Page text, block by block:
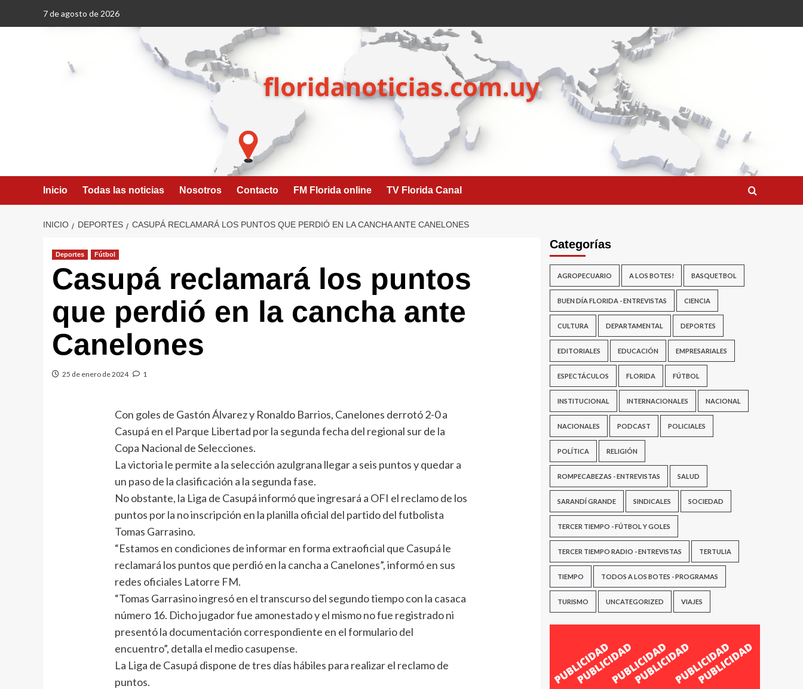
7 de agosto de 2026
Inicio Todas las noticias Nosotros Contacto FM Florida online TV Florida Canal
INICIO DEPORTES CASUPÁ RECLAMARÁ LOS PUNTOS QUE PERDIÓ EN LA CANCHA ANTE CANELONES
Deportes Fútbol
Casupá reclamará los puntos
que perdió en la cancha ante
Canelones
25 de enero de 2024 1
Con goles de Gastón Álvarez y Ronaldo Barrios, Canelones derrotó 2-0 a
Casupá en el Parque Libertad por la segunda fecha del regional sur de la
Copa Nacional de Selecciones.
La victoria le permite a la selección azulgrana llegar a seis puntos y quedar a
un paso de la clasificación a la segunda fase.
No obstante, la Liga de Casupá informó que ingresará a OFI el reclamo de los
puntos por la no inscripción en la planilla oficial del partido del futbolista
Tomas Garrasino.
“Estamos en condiciones de informar en forma extraoficial que Casupá le
reclamará los puntos que perdió en la cancha a Canelones”, informó en sus
redes oficiales Latorre FM.
“Tomas Garrasino ingresó en el transcurso del segundo tiempo con la casaca
número 16. Dicho jugador fue amonestado y el mismo no fue registrado ni
presentó la documentación correspondiente en el formulario del
encuentro”, detalla el medio casupense.
La Liga de Casupá dispone de tres días hábiles para realizar el reclamo de
puntos.
Categorías
AGROPECUARIO A LOS BOTES! BASQUETBOL
BUEN DÍA FLORIDA - ENTREVISTAS CIENCIA
CULTURA DEPARTAMENTAL DEPORTES
EDITORIALES EDUCACIÓN EMPRESARIALES
ESPECTÁCULOS FLORIDA FÚTBOL
INSTITUCIONAL INTERNACIONALES NACIONAL
NACIONALES PODCAST POLICIALES
POLÍTICA RELIGIÓN
ROMPECABEZAS - ENTREVISTAS SALUD
SARANDÍ GRANDE SINDICALES SOCIEDAD
TERCER TIEMPO - FÚTBOL Y GOLES
TERCER TIEMPO RADIO - ENTREVISTAS TERTULIA
TIEMPO TODOS A LOS BOTES - PROGRAMAS
TURISMO UNCATEGORIZED VIAJES